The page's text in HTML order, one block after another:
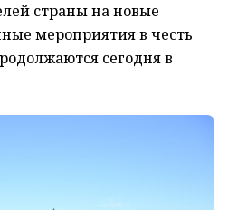
страны на новые
мероприятия в честь
сегодня в